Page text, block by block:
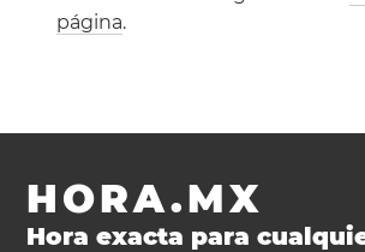
página.
HORA.MX
Hora exacta para